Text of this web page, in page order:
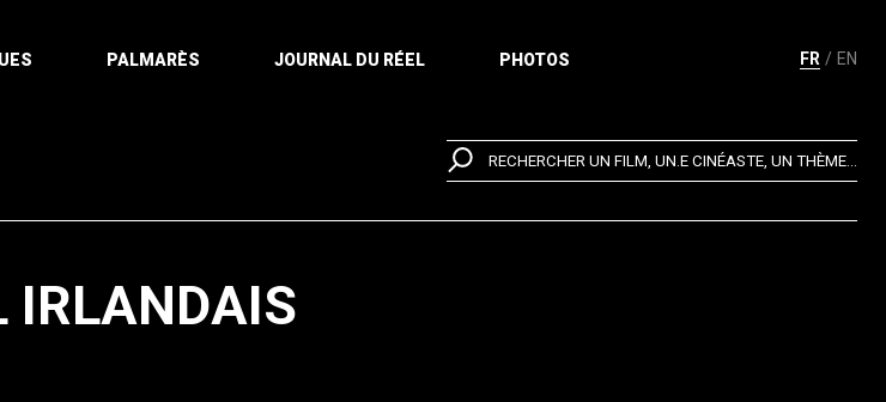
FR EN
PALMARÈS JOURNAL DU RÉEL PHOTOS
RECHERCHER UN FILM, UN.E CINÉASTE, UN THÈME...
IRLANDAIS